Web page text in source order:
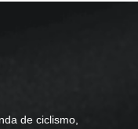
de ciclismo,